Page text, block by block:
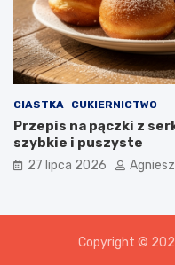
CIASTKA CUKIERNICTWO
Przepis na pączki z
szybkie i puszyste
27 lipca 2026
Copyright ©